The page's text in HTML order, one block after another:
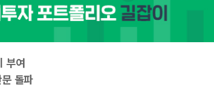
인천 선
인천서 말
'화합' 꺼
부여
돌파